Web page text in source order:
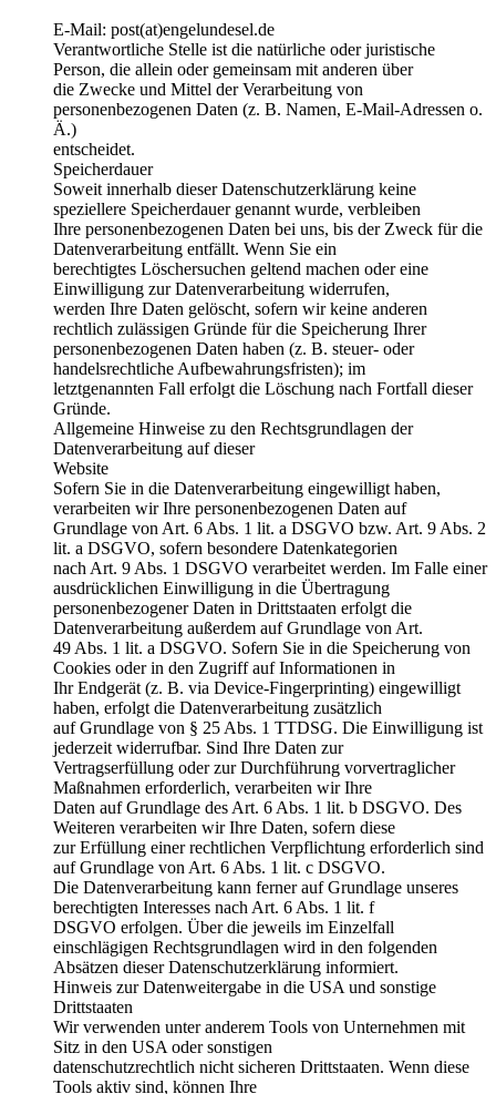
E-Mail: post(at)engelundesel.de
Verantwortliche Stelle ist die natürliche oder juristische
Person, die allein oder gemeinsam mit anderen über
die Zwecke und Mittel der Verarbeitung von
personenbezogenen Daten (z. B. Namen, E-Mail-Adressen o.
Ä.)
entscheidet.
Speicherdauer
Soweit innerhalb dieser Datenschutzerklärung keine
speziellere Speicherdauer genannt wurde, verbleiben
Ihre personenbezogenen Daten bei uns, bis der Zweck für die
Datenverarbeitung entfällt. Wenn Sie ein
berechtigtes Löschersuchen geltend machen oder eine
Einwilligung zur Datenverarbeitung widerrufen,
werden Ihre Daten gelöscht, sofern wir keine anderen
rechtlich zulässigen Gründe für die Speicherung Ihrer
personenbezogenen Daten haben (z. B. steuer- oder
handelsrechtliche Aufbewahrungsfristen); im
letztgenannten Fall erfolgt die Löschung nach Fortfall dieser
Gründe.
Allgemeine Hinweise zu den Rechtsgrundlagen der
Datenverarbeitung auf dieser
Website
Sofern Sie in die Datenverarbeitung eingewilligt haben,
verarbeiten wir Ihre personenbezogenen Daten auf
Grundlage von Art. 6 Abs. 1 lit. a DSGVO bzw. Art. 9 Abs. 2
lit. a DSGVO, sofern besondere Datenkategorien
nach Art. 9 Abs. 1 DSGVO verarbeitet werden. Im Falle einer
ausdrücklichen Einwilligung in die Übertragung
personenbezogener Daten in Drittstaaten erfolgt die
Datenverarbeitung außerdem auf Grundlage von Art.
49 Abs. 1 lit. a DSGVO. Sofern Sie in die Speicherung von
Cookies oder in den Zugriff auf Informationen in
Ihr Endgerät (z. B. via Device-Fingerprinting) eingewilligt
haben, erfolgt die Datenverarbeitung zusätzlich
auf Grundlage von § 25 Abs. 1 TTDSG. Die Einwilligung ist
jederzeit widerrufbar. Sind Ihre Daten zur
Vertragserfüllung oder zur Durchführung vorvertraglicher
Maßnahmen erforderlich, verarbeiten wir Ihre
Daten auf Grundlage des Art. 6 Abs. 1 lit. b DSGVO. Des
Weiteren verarbeiten wir Ihre Daten, sofern diese
zur Erfüllung einer rechtlichen Verpflichtung erforderlich sind
auf Grundlage von Art. 6 Abs. 1 lit. c DSGVO.
Die Datenverarbeitung kann ferner auf Grundlage unseres
berechtigten Interesses nach Art. 6 Abs. 1 lit. f
DSGVO erfolgen. Über die jeweils im Einzelfall
einschlägigen Rechtsgrundlagen wird in den folgenden
Absätzen dieser Datenschutzerklärung informiert.
Hinweis zur Datenweitergabe in die USA und sonstige
Drittstaaten
Wir verwenden unter anderem Tools von Unternehmen mit
Sitz in den USA oder sonstigen
datenschutzrechtlich nicht sicheren Drittstaaten. Wenn diese
Tools aktiv sind, können Ihre